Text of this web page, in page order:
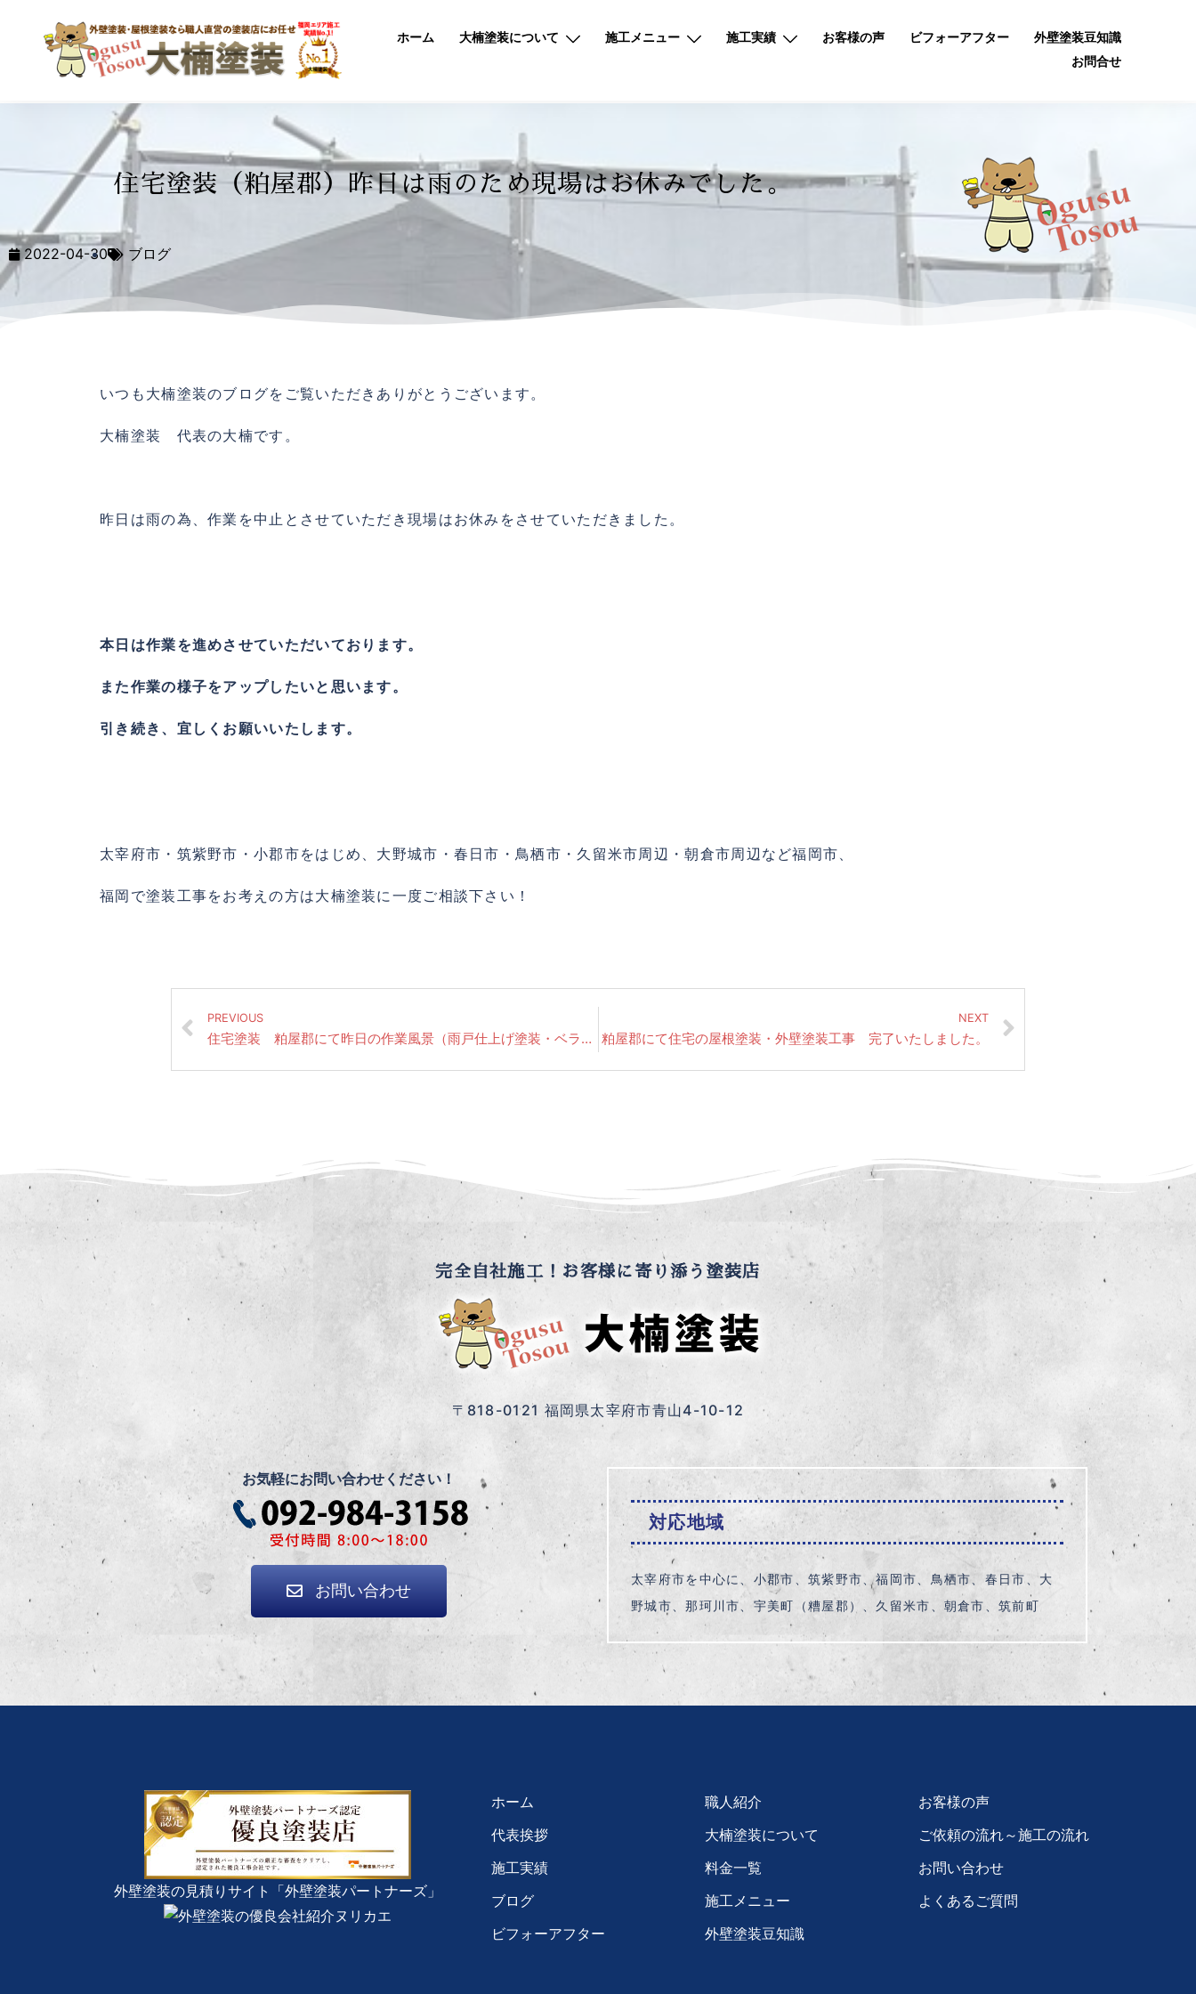
ホーム 大楠塗装について 施工メニュー 施工実績 お客様の声 ビフォーアフター
外壁塗装豆知識
お問合せ
住宅塗装（粕屋郡）昨日は雨のため現場はお休みでした。
2022-04-30 ブログ
いつも大楠塗装のブログをご覧いただきありがとうございます。
大楠塗装 代表の大楠です。
昨日は雨の為、作業を中止とさせていただき現場はお休みをさせていただきました。
本日は作業を進めさせていただいております。
また作業の様子をアップしたいと思います。
引き続き、宜しくお願いいたします。
太宰府市・筑紫野市・小郡市をはじめ、大野城市・春日市・鳥栖市・久留米市周辺・朝倉市周辺など福岡市、
福岡で塗装工事をお考えの方は大楠塗装に一度ご相談下さい！
PREVIOUS
住宅塗装 粕屋郡にて昨日の作業風景（雨戸仕上げ塗装・ベランダ防水塗装仕上げ）
NEXT
粕屋郡にて住宅の屋根塗装・外壁塗装工事 完了いたしました。
完全自社施工！お客様に寄り添う塗装店
〒818-0121 福岡県太宰府市青山4-10-12
お気軽にお問い合わせください！
お問い合わせ
対応地域
太宰府市を中心に、小郡市、筑紫野市、福岡市、鳥栖市、春日市、大
野城市、那珂川市、宇美町（糟屋郡）、久留米市、朝倉市、筑前町
外壁塗装の見積りサイト「外壁塗装パートナーズ」
ホーム
代表挨拶
施工実績
ブログ
ビフォーアフター
職人紹介
大楠塗装について
料金一覧
施工メニュー
外壁塗装豆知識
お客様の声
ご依頼の流れ～施工の流れ
お問い合わせ
よくあるご質問